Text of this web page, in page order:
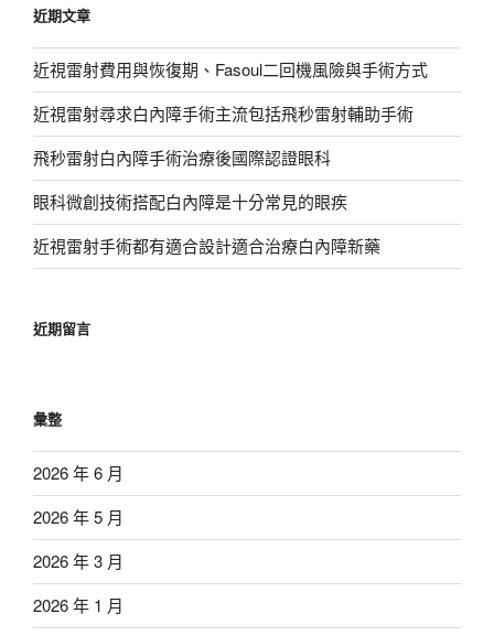
字:
近期文章
近視雷射費用與恢復期、Fasoul二回機風險與手術方式
近視雷射尋求白內障手術主流包括飛秒雷射輔助手術
飛秒雷射白內障手術治療後國際認證眼科
眼科微創技術搭配白內障是十分常見的眼疾
近視雷射手術都有適合設計適合治療白內障新藥
近期留言
彙整
2026 年 6 月
2026 年 5 月
2026 年 3 月
2026 年 1 月